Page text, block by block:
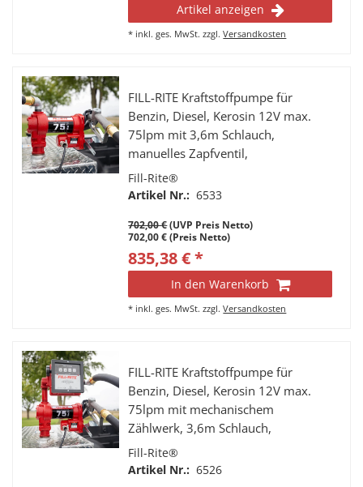
Artikel anzeigen
* inkl. ges. MwSt. zzgl.Versandkosten
FILL-RITE Kraftstoffpumpe für
Benzin, Diesel, Kerosin 12V max.
75lpm mit 3,6m Schlauch,
manuelles Zapfventil,
Teleskopsaugrohr
Fill-Rite®
Artikel Nr.: 6533
702,00 €(UVP Preis Netto)
702,00 € (Preis Netto)
835,38 € *
In den Warenkorb
* inkl. ges. MwSt. zzgl.Versandkosten
FILL-RITE Kraftstoffpumpe für
Benzin, Diesel, Kerosin 12V max.
75lpm mit mechanischem
Zählwerk, 3,6m Schlauch,
manuelles Zapfventil
Fill-Rite®
Artikel Nr.: 6526